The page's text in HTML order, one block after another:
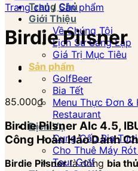
Trang Chủ
Giới Thiệu
Về Chúng Tôi
Lịch Sử Sáng Lập
Giá Trị Mục Tiêu
Sản phẩm
GolfBeer
Bia Tết
Menu Thực Đơn &
Restaurant
Dịch Vụ
Cung Cấp Bia
Cho Thuê Máy
Tour Golf
Trang chủ / Sản phẩm
Birdie Pilsner
85.000₫
Birdie Pilsner Alc 4.5,
Công Hoàn Hảo Dành
Birdie Pilsnerlà dòng bia